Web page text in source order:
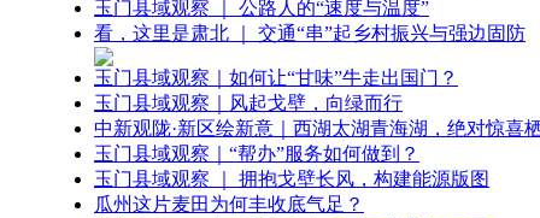
玉门县域观察 ｜ 公路人的“速度与温度”
看，这里是肃北 ｜ 交通“串”起乡村振兴与强边固防
玉门县域观察｜如何让“甘味”牛走出国门？
玉门县域观察｜风起戈壁，向绿而行
中新观陇·新区绘新意｜西湖太湖青海湖，绝对惊喜
玉门县域观察｜“帮办”服务如何做到？
玉门县域观察 ｜ 拥抱戈壁长风，构建能源版图
瓜州这片麦田为何丰收底气足？